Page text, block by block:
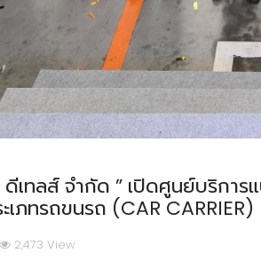
เทลส์ จำกัด ” เปิดศูนย์บริการ
ภทรถขนรถ (CAR CARRIER)
2,473 View